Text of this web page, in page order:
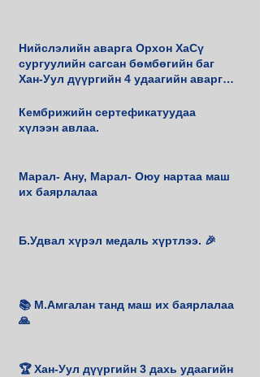
Нийслэлийн аварга Орхон ХаСү
сургуулийн сагсан бөмбөгийн баг
Хан-Уул дүүргийн 4 удаагийн аварга
Кембрижийн сертефикатуудаа
хүлээн авлаа.
Марал- Ану, Марал- Оюу нартаа маш
их баярлалаа
Б.Удвал хүрэл медаль хүртлээ. 🎉
📚 М.Амгалан танд маш их баярлалаа
🙏
🏆 Хан-Уул дүүргийн 3 дахь удаагийн